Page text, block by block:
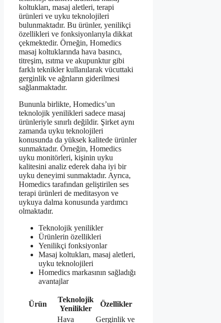
koltukları, masaj aletleri, terapi
ürünleri ve uyku teknolojileri
bulunmaktadır. Bu ürünler, yenilikçi
özellikleri ve fonksiyonlarıyla dikkat
çekmektedir. Örneğin, Homedics
masaj koltuklarında hava basıncı,
titreşim, ısıtma ve akupunktur gibi
farklı teknikler kullanılarak vücuttaki
gerginlik ve ağrıların giderilmesi
sağlanmaktadır.
Bununla birlikte, Homedics’un
teknolojik yenilikleri sadece masaj
ürünleriyle sınırlı değildir. Şirket aynı
zamanda uyku teknolojileri
konusunda da yüksek kalitede ürünler
sunmaktadır. Örneğin, Homedics
uyku monitörleri, kişinin uyku
kalitesini analiz ederek daha iyi bir
uyku deneyimi sunmaktadır. Ayrıca,
Homedics tarafından geliştirilen ses
terapi ürünleri de meditasyon ve
uykuya dalma konusunda yardımcı
olmaktadır.
Teknolojik yenilikler
Ürünlerin özellikleri
Yenilikçi fonksiyonlar
Masaj koltukları, masaj aletleri,
uyku teknolojileri
Homedics markasının sağladığı
avantajlar
Ürün
Teknolojik
Yenilikler
Özellikler
Hava
Gerginlik ve